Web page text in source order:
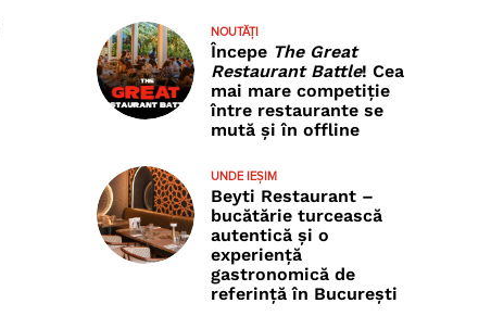
NOUTĂȚI
Începe The Great
Restaurant Battle! Cea
mai mare competiție
între restaurante se
mută și în offline
UNDE IEȘIM
Beyti Restaurant –
bucătărie turcească
autentică și o
experiență
gastronomică de
referință în București